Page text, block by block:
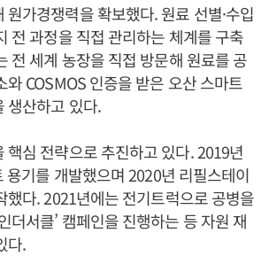
원가경쟁력을 확보했다. 원료 선별·수입
전 과정을 직접 관리하는 체계를 구축
전 세계 농장을 직접 방문해 원료를 공
와 COSMOS 인증을 받은 오산 스마트
생산하고 있다.
핵심 전략으로 추진하고 있다. 2019년
기를 개발했으며 2020년 리필스테이
했다. 2021년에는 전기트럭으로 공병을
더서클’ 캠페인을 진행하는 등 자원 재
다.